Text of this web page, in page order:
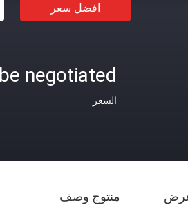
افضل سعر
negotiated
السعر
منتوج وصف